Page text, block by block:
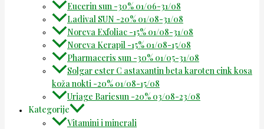
Eucerin sun -30% 01/06-31/08
Ladival SUN -20% 01/08-31/08
Noreva Exfoliac -15% 01/08-31/08
Noreva Kerapil -15% 01/08-15/08
Pharmaceris sun -30% 01/05-31/08
Solgar ester C astaxantin beta karoten cink kosa
koža nokti -20% 01/08-15/08
Uriage Bariesun -20% 03/08-23/08
Kategorije
Vitamini i minerali